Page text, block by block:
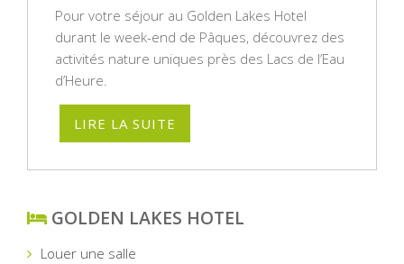
Pour votre séjour au Golden Lakes Hotel
durant le week-end de Pâques, découvrez des
activités nature uniques près des Lacs de l’Eau
d’Heure.
LIRE LA SUITE
GOLDEN LAKES HOTEL
Louer une salle